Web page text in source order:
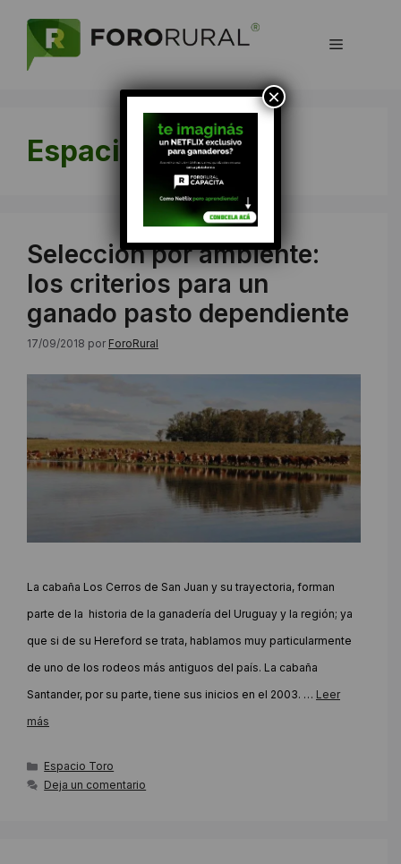
contenido
Menú
Espacio Toro
Selección por ambiente:
los criterios para un
ganado pasto dependiente
17/09/2018 por ForoRural
La cabaña Los Cerros de San Juan y su trayectoria, forman
parte de la historia de la ganadería del Uruguay y la región; ya
que si de su Hereford se trata, hablamos muy particularmente
de uno de los rodeos más antiguos del país. La cabaña
Santander, por su parte, tiene sus inicios en el 2003. … Leer
más
Categorías
Espacio Toro
Deja un comentario
×